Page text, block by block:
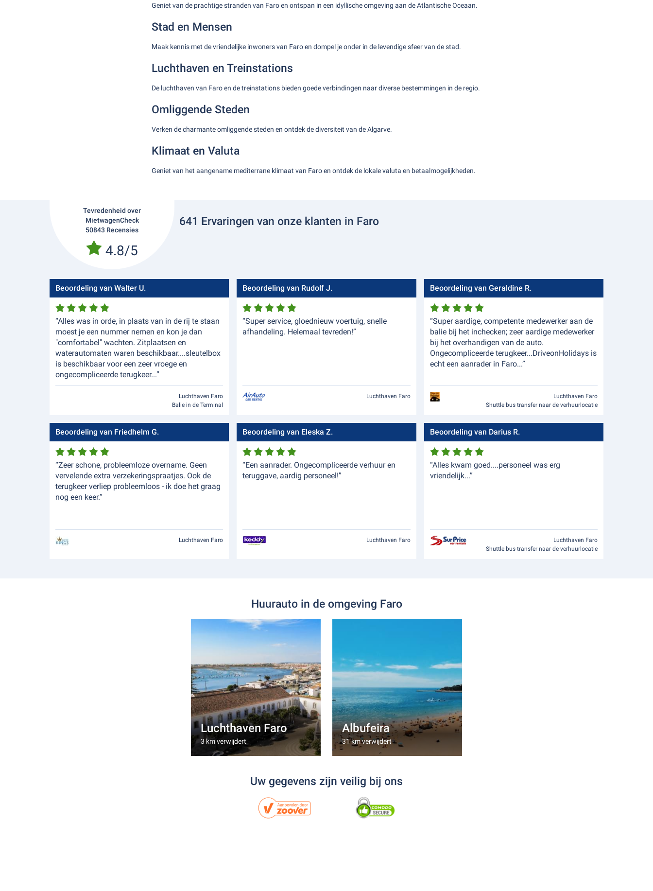
Geniet van de prachtige stranden van Faro en ontspan in een idyllische omgeving aan de Atlantische Oceaan.
Stad en Mensen
Maak kennis met de vriendelijke inwoners van Faro en dompel je onder in de levendige sfeer van de stad.
Luchthaven en Treinstations
De luchthaven van Faro en de treinstations bieden goede verbindingen naar diverse bestemmingen in de regio.
Omliggende Steden
Verken de charmante omliggende steden en ontdek de diversiteit van de Algarve.
Klimaat en Valuta
Geniet van het aangename mediterrane klimaat van Faro en ontdek de lokale valuta en betaalmogelijkheden.
Tevredenheid over
MietwagenCheck
50843 Recensies
4.8/5
641 Ervaringen van onze klanten in Faro
Beoordeling van Walter U.
“Alles was in orde, in plaats van in de rij te staan
moest je een nummer nemen en kon je dan
"comfortabel" wachten. Zitplaatsen en
waterautomaten waren beschikbaar....sleutelbox
is beschikbaar voor een zeer vroege en
ongecompliceerde terugkeer...”
Luchthaven Faro
Balie in de Terminal
Beoordeling van Rudolf J.
“Super service, gloednieuw voertuig, snelle
afhandeling. Helemaal tevreden!”
Luchthaven Faro
Beoordeling van Geraldine R.
“Super aardige, competente medewerker aan de
balie bij het inchecken; zeer aardige medewerker
bij het overhandigen van de auto.
Ongecompliceerde terugkeer...DriveonHolidays is
echt een aanrader in Faro...”
Luchthaven Faro
Shuttle bus transfer naar de verhuurlocatie
Beoordeling van Friedhelm G.
“Zeer schone, probleemloze overname. Geen
vervelende extra verzekeringspraatjes. Ook de
terugkeer verliep probleemloos - ik doe het graag
nog een keer.”
Luchthaven Faro
Beoordeling van Eleska Z.
“Een aanrader. Ongecompliceerde verhuur en
teruggave, aardig personeel!”
Luchthaven Faro
Beoordeling van Darius R.
“Alles kwam goed....personeel was erg
vriendelijk...”
Luchthaven Faro
Shuttle bus transfer naar de verhuurlocatie
Huurauto in de omgeving Faro
Luchthaven Faro
3 km verwijdert
Albufeira
31 km verwijdert
Uw gegevens zijn veilig bij ons